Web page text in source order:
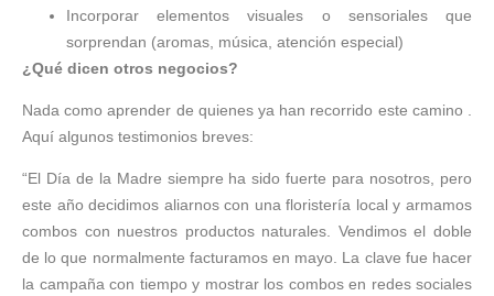
Incorporar elementos visuales o sensoriales que
sorprendan (aromas, música, atención especial)
¿Qué dicen otros negocios?
Nada como aprender de quienes ya han recorrido este camino .
Aquí algunos testimonios breves:
“El Día de la Madre siempre ha sido fuerte para nosotros, pero
este año decidimos aliarnos con una floristería local y armamos
combos con nuestros productos naturales. Vendimos el doble
de lo que normalmente facturamos en mayo. La clave fue hacer
la campaña con tiempo y mostrar los combos en redes sociales